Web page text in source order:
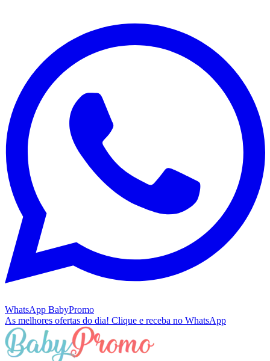
WhatsApp BabyPromo
As melhores ofertas do dia! Clique e receba no WhatsApp